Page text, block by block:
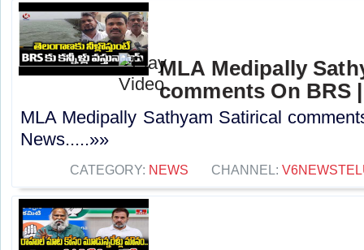
MLA Medipally
comments On BRS
MLA Medipally Sathyam Satirical
News.....»»
CATEGORY: NEWS CHANNEL: